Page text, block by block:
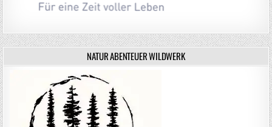
NATUR ABENTEUER WILDWERK